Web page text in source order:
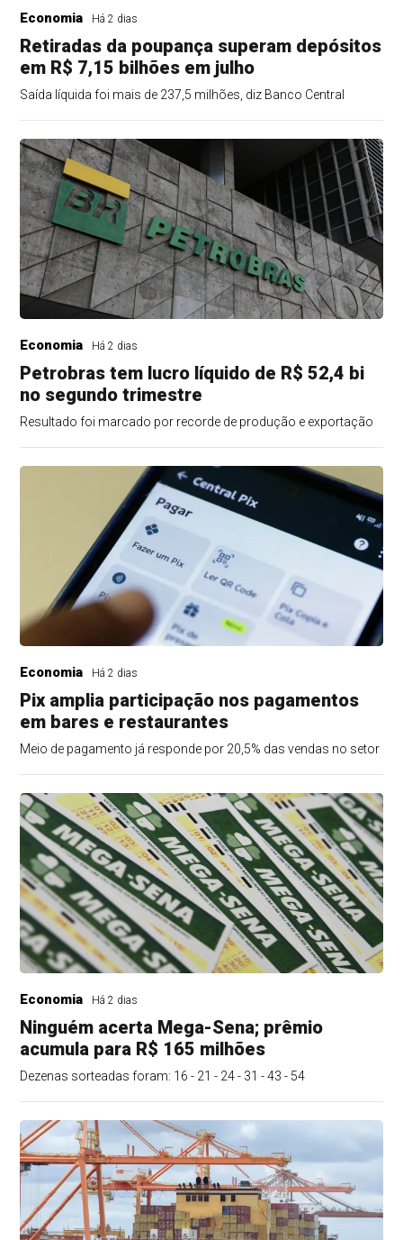
Economia Há 2 dias
Retiradas da poupança superam depósitos
em R$ 7,15 bilhões em julho
Saída líquida foi mais de 237,5 milhões, diz Banco Central
Economia Há 2 dias
Petrobras tem lucro líquido de R$ 52,4 bi
no segundo trimestre
Resultado foi marcado por recorde de produção e exportação
Economia Há 2 dias
Pix amplia participação nos pagamentos
em bares e restaurantes
Meio de pagamento já responde por 20,5% das vendas no setor
Economia Há 2 dias
Ninguém acerta Mega-Sena; prêmio
acumula para R$ 165 milhões
Dezenas sorteadas foram: 16 - 21 - 24 - 31 - 43 - 54